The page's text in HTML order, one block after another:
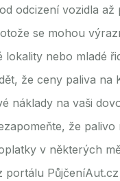
odcizení vozidla
se mohou
lokality nebo mladé
že ceny paliva na
náklady na vaši
že
v některých
portálu